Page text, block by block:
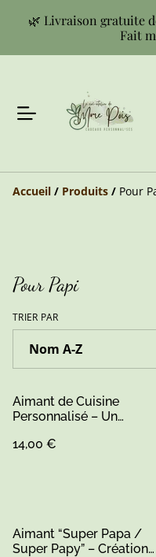
🌿 Livraison gratuite
Fait
Accueil / Produits / Pour
Pour Papi
TRIER PAR
Aimant de Cuisine
Personnalisé – Un
14,00 €
Aimant “Super Papa /
Super Papy” – Création